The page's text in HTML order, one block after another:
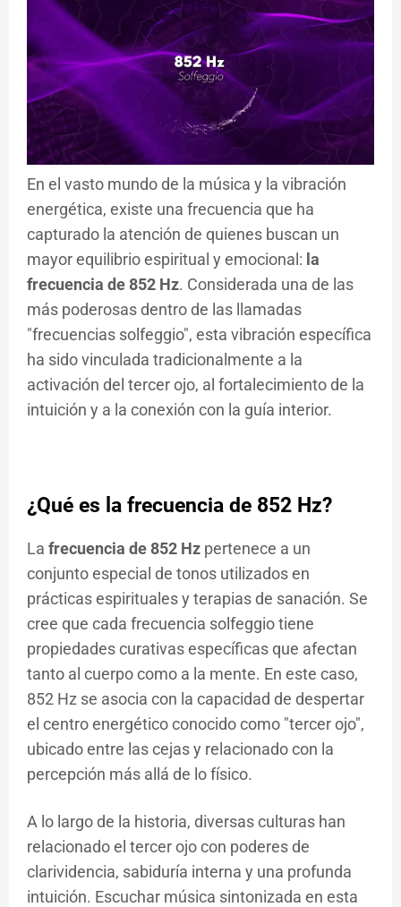
En el vasto mundo de la música y la vibración
energética, existe una frecuencia que ha
capturado la atención de quienes buscan un
mayor equilibrio espiritual y emocional: la
frecuencia de 852 Hz. Considerada una de las
más poderosas dentro de las llamadas
"frecuencias solfeggio", esta vibración específica
ha sido vinculada tradicionalmente a la
activación del tercer ojo, al fortalecimiento de la
intuición y a la conexión con la guía interior.
¿Qué es la frecuencia de 852 Hz?
La frecuencia de 852 Hz pertenece a un
conjunto especial de tonos utilizados en
prácticas espirituales y terapias de sanación. Se
cree que cada frecuencia solfeggio tiene
propiedades curativas específicas que afectan
tanto al cuerpo como a la mente. En este caso,
852 Hz se asocia con la capacidad de despertar
el centro energético conocido como "tercer ojo",
ubicado entre las cejas y relacionado con la
percepción más allá de lo físico.
A lo largo de la historia, diversas culturas han
relacionado el tercer ojo con poderes de
clarividencia, sabiduría interna y una profunda
intuición. Escuchar música sintonizada en esta